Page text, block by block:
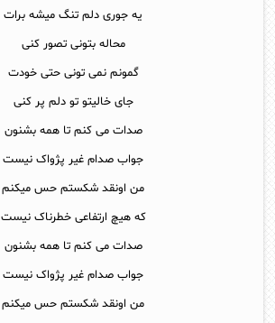
یه جوری دلم تنگ میشه برات
محاله بتونی تصور کنی
گمونم نمی تونی حتی خودت
جای خالیتو تو دلم پر کنی
صدات می کنم تا همه بشنون
جواب صدام غیر پژواک نیست
من اونقد شکستم حس میکنم
که هیچ ارتفاعی خطرناک نیست
صدات می کنم تا همه بشنون
جواب صدام غیر پژواک نیست
من اونقد شکستم حس میکنم